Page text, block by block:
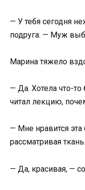
— У тебя сегодня
подруга. — Муж
Марина тяжело
— Да. Хотела что-то
читал лекцию,
— Мне нравится эта
рассматривая ткань.
— Да, красивая, —